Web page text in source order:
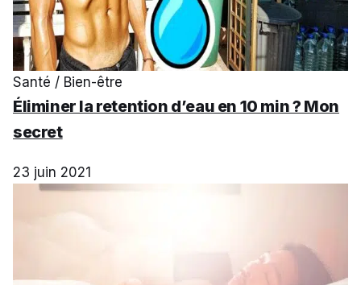
Santé / Bien-être
Éliminer la retention d’eau en 10 min ? Mon
secret
23 juin 2021